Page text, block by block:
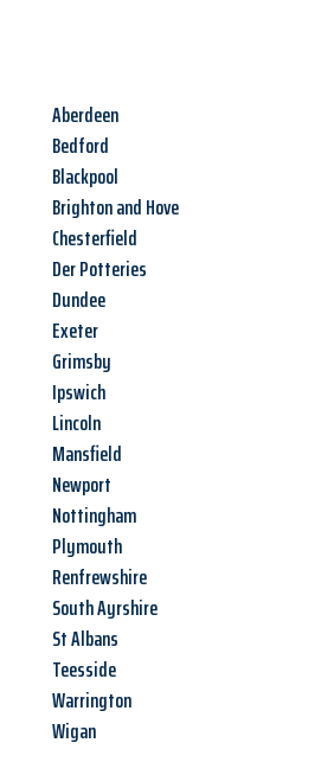
Aberdeen
Bedford
Blackpool
Brighton and Hove
Chesterfield
Der Potteries
Dundee
Exeter
Grimsby
Ipswich
Lincoln
Mansfield
Newport
Nottingham
Plymouth
Renfrewshire
South Ayrshire
St Albans
Teesside
Warrington
Wigan